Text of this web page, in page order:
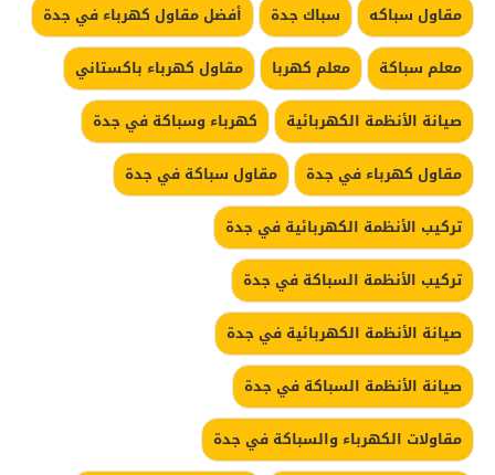
مقاول سباكه
سباك جدة
أفضل مقاول كهرباء في جدة
معلم سباكة
معلم كهربا
مقاول كهرباء باكستاني
صيانة الأنظمة الكهربائية
كهرباء وسباكة في جدة
مقاول كهرباء في جدة
مقاول سباكة في جدة
تركيب الأنظمة الكهربائية في جدة
تركيب الأنظمة السباكة في جدة
صيانة الأنظمة الكهربائية في جدة
صيانة الأنظمة السباكة في جدة
مقاولات الكهرباء والسباكة في جدة